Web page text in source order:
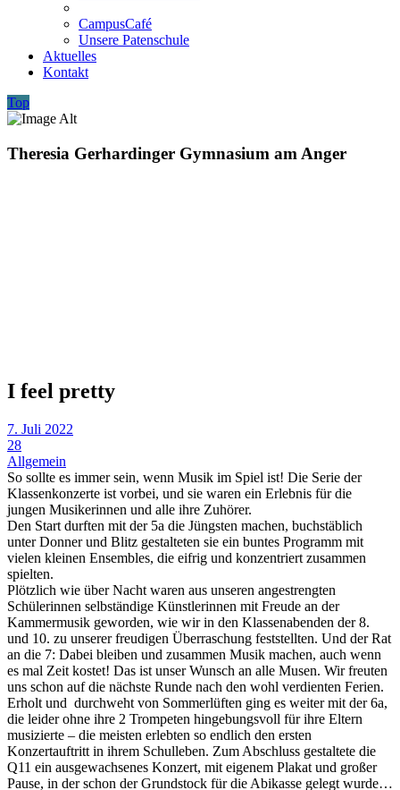
CampusCafé
Unsere Patenschule
Aktuelles
Kontakt
Top
Theresia Gerhardinger Gymnasium am Anger
I feel pretty
7. Juli 2022
28
Allgemein
So sollte es immer sein, wenn Musik im Spiel ist! Die Serie der
Klassenkonzerte ist vorbei, und sie waren ein Erlebnis für die
jungen Musikerinnen und alle ihre Zuhörer.
Den Start durften mit der 5a die Jüngsten machen, buchstäblich
unter Donner und Blitz gestalteten sie ein buntes Programm mit
vielen kleinen Ensembles, die eifrig und konzentriert zusammen
spielten.
Plötzlich wie über Nacht waren aus unseren angestrengten
Schülerinnen selbständige Künstlerinnen mit Freude an der
Kammermusik geworden, wie wir in den Klassenabenden der 8.
und 10. zu unserer freudigen Überraschung feststellten. Und der Rat
an die 7: Dabei bleiben und zusammen Musik machen, auch wenn
es mal Zeit kostet! Das ist unser Wunsch an alle Musen. Wir freuten
uns schon auf die nächste Runde nach den wohl verdienten Ferien.
Erholt und durchweht von Sommerlüften ging es weiter mit der 6a,
die leider ohne ihre 2 Trompeten hingebungsvoll für ihre Eltern
musizierte – die meisten erlebten so endlich den ersten
Konzertauftritt in ihrem Schulleben. Zum Abschluss gestaltete die
Q11 ein ausgewachsenes Konzert, mit eigenem Plakat und großer
Pause, in der schon der Grundstock für die Abikasse gelegt wurde…